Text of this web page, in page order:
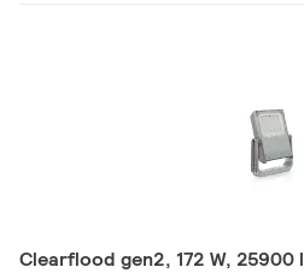
Clearflood gen2, 172 W, 25900